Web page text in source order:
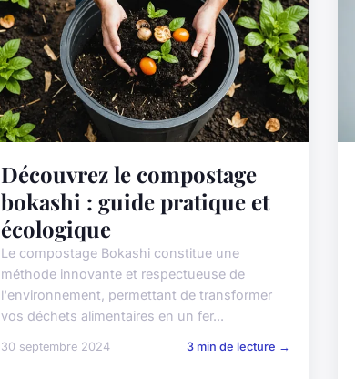
Découvrez le compostage
bokashi : guide pratique et
écologique
Le compostage Bokashi constitue une
méthode innovante et respectueuse de
l'environnement, permettant de transformer
vos déchets alimentaires en un fer...
30 septembre 2024 3 min de lecture →